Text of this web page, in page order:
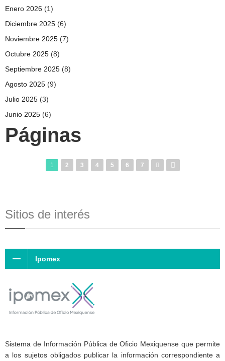
Enero 2026 (1)
Diciembre 2025 (6)
Noviembre 2025 (7)
Octubre 2025 (8)
Septiembre 2025 (8)
Agosto 2025 (9)
Julio 2025 (3)
Junio 2025 (6)
Páginas
1 2 3 4 5 6 7
Sitios de interés
Ipomex
Sistema de Información Pública de Oficio Mexiquense que permite
a los sujetos obligados publicar la información correspondiente a